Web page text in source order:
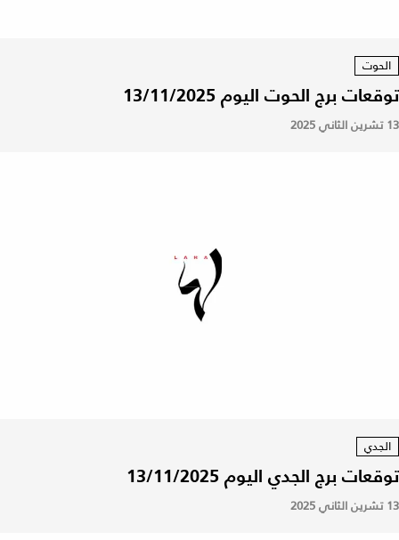
الحوت
توقعات برج الحوت اليوم 13/11/2025
13 تشرين الثاني 2025
الجدي
توقعات برج الجدي اليوم 13/11/2025
13 تشرين الثاني 2025